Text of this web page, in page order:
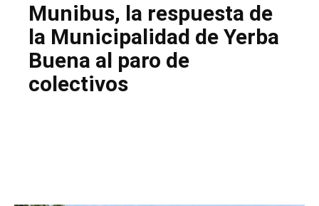
Munibus, la respuesta de
la Municipalidad de Yerba
Buena al paro de
colectivos